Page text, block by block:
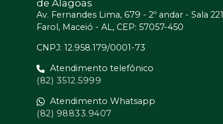
de Alagoas
Av. Fernandes Lima, 679 - 2º andar - Sala 221
Farol, Maceió - AL, CEP: 57057-450
CNPJ: 12.958.179/0001-73
Atendimento telefônico
(82) 3512.5999
Atendimento Whatsapp
(82) 98833.9407